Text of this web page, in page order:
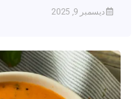
ديسمبر 9, 2025